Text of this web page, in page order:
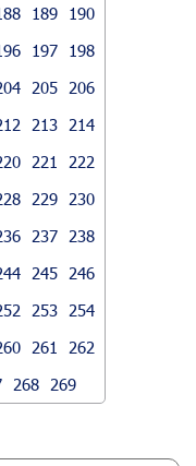
189
190
197
198
205
206
213
214
221
222
229
230
237
238
245
246
253
254
261
262
268 269